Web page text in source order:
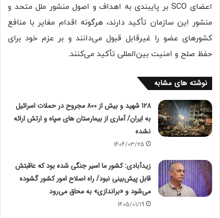
اعضای SCO بر پایبندی به اهداف و اصول منشور ملل متحد و
منشور این سازمان تأکید دارند، هرگونه اقدام مغایر با منافع
کشورهای عضو را غیرقابل قبول می‌دانند و بر عزم خود برای
حفظ صلح و امنیت بین‌المللی تأکید می‌کنند.
نوشته های مشابه
128 شهید و بیش از 800 مجروح در حملات اسرائیل
به ایران/ آماری از بیمارستان های سپاه و ارتش ارائه
نشده
1404/03/25
زیدآبادی: کشور ما اسیر جنگی شده بود که عاقبتش
قابل پیش‌بینی نبود/ راه اصلاح امور کشور گشوده
می‌شود و «براندازی» به محاق می‌رود
1405/01/19